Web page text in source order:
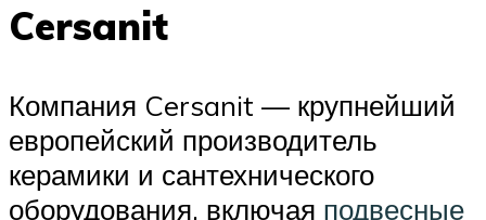
Cersanit
Компания Cersanit — крупнейший
европейский производитель
керамики и сантехнического
оборудования, включая подвесные